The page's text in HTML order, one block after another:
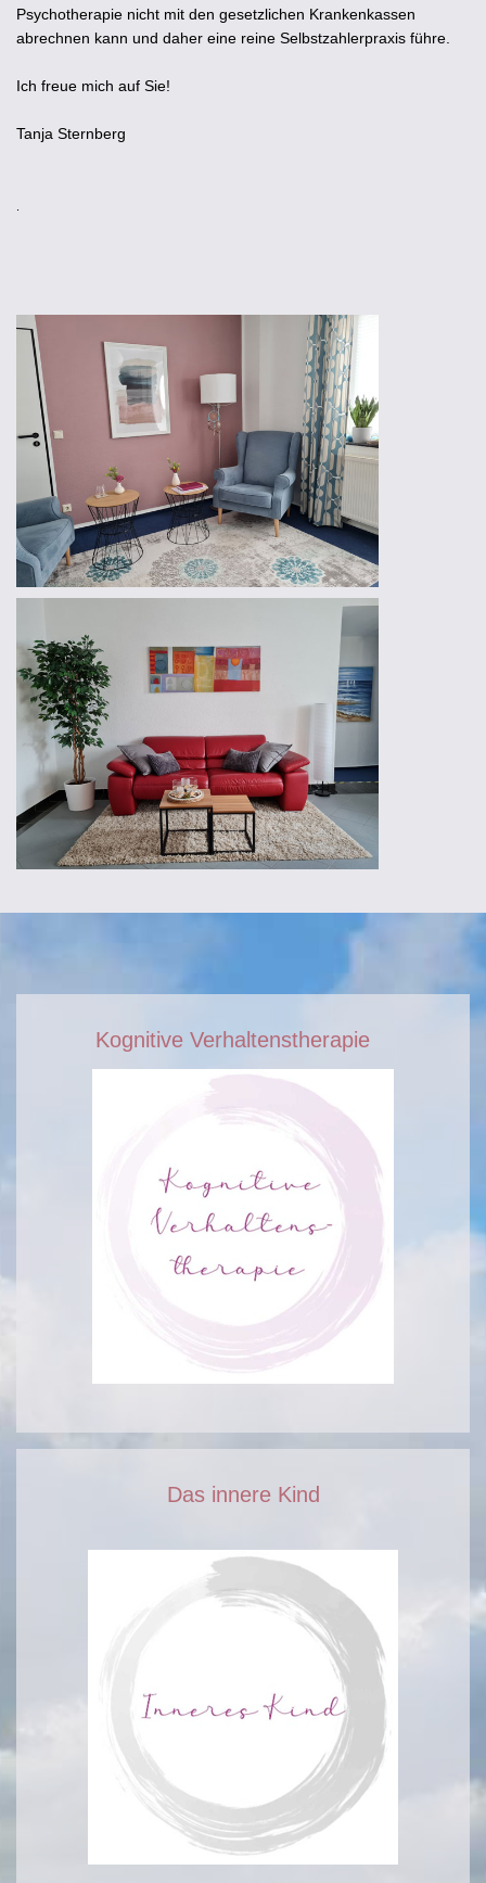
Psychotherapie nicht mit den gesetzlichen Krankenkassen
abrechnen kann und daher eine reine Selbstzahlerpraxis führe.
Ich freue mich auf Sie!
Tanja Sternberg
Kognitive Verhaltenstherapie
Das innere Kind